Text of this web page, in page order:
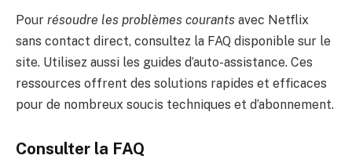
Pour résoudre les problèmes courants avec Netflix
sans contact direct, consultez la FAQ disponible sur le
site. Utilisez aussi les guides d’auto-assistance. Ces
ressources offrent des solutions rapides et efficaces
pour de nombreux soucis techniques et d’abonnement.
Consulter la FAQ